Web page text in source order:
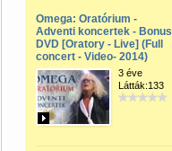
Omega: Oratórium -
Adventi koncertek - Bonus
DVD [Oratory - Live] (Full
concert - Video- 2014)
3 éve
Látták:133